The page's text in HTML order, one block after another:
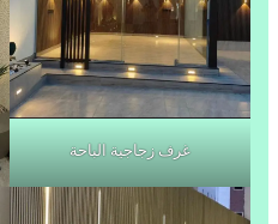
غرف زجاجية الباحة